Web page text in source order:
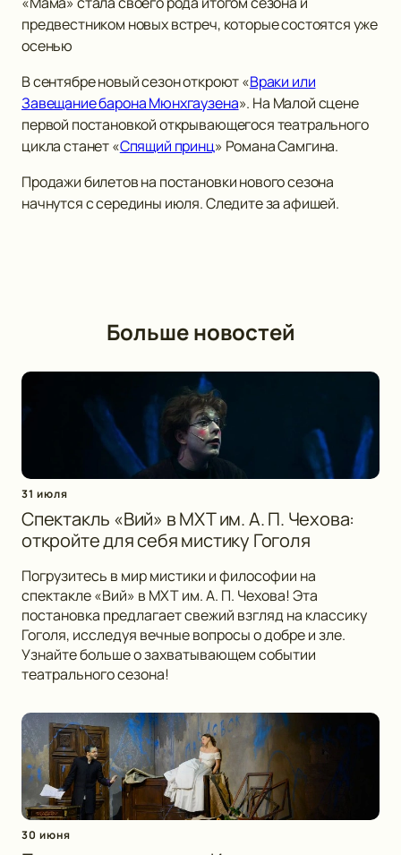
предвестником новых встреч, которые состоятся уже
осенью
В сентябре новый сезон откроют «Враки или
Завещание барона Мюнхгаузена». На Малой сцене
первой постановкой открывающегося театрального
цикла станет «Спящий принц» Романа Самгина.
Продажи билетов на постановки нового сезона
начнутся с середины июля. Следите за афишей.
Больше новостей
31 июля
Спектакль «Вий» в МХТ им. А. П. Чехова:
откройте для себя мистику Гоголя
Погрузитесь в мир мистики и философии на
спектакле «Вий» в МХТ им. А. П. Чехова! Эта
постановка предлагает свежий взгляд на классику
Гоголя, исследуя вечные вопросы о добре и зле.
Узнайте больше о захватывающем событии
театрального сезона!
30 июня